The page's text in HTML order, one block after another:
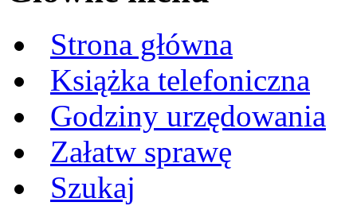
Strona główna
Książka telefoniczna
Godziny urzędowania
Załatw sprawę
Szukaj